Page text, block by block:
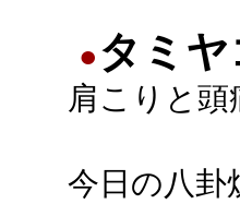
●タミ
肩こりと
今日の八卦